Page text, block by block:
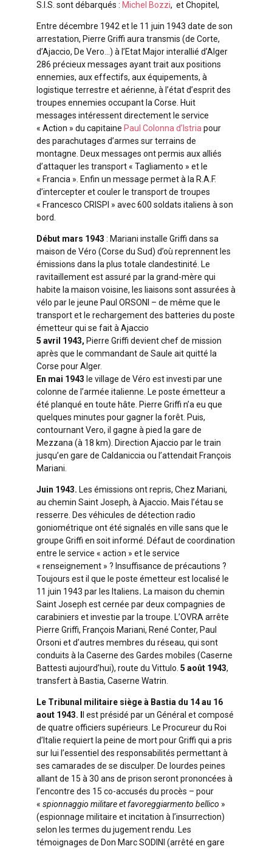
S.I.S. sont débarqués : Michel Bozzi, et Chopitel,
Entre décembre 1942 et le 11 juin 1943 date de son
arrestation, Pierre Griffi aura transmis (de Corte,
d’Ajaccio, De Vero…) à l’Etat Major interallié d’Alger
286 précieux messages ayant trait aux positions
ennemies, aux effectifs, aux équipements, à
logistique terrestre et aérienne, à l’état d’esprit des
troupes ennemies occupant la Corse. Huit
messages intéressent directement le service
« Action » du capitaine Paul Colonna d’Istria pour
des parachutages d’armes sur terrains de
montagne. Deux messages ont permis aux alliés
d’attaquer les transport « Tagliamento » et le
« Francia ». Enfin un message permet à la R.A.F.
d’intercepter etcouler le transport de troupes
« Francesco CRISPI » avec 600 soldats italiens à son
bord.
Début mars 1943 : Mariani installe Griffi dans sa
maison de Véro (Corse du Sud) d’où reprennent les
émissions dans la plus totale clandestinité. Le
ravitaillement est assuré par la grand-mère qui
habite la maison voisine, les liaisons sont assurées à
vélo par le jeune Paul ORSONI – de même que le
transport et le rechargement des batteries du poste
émetteur qui se fait à Ajaccio
5 avril 1943, Pierre Griffi devient chef de mission
après que le commandant de Saule ait quitté la
Corse pour Alger.
En mai 1943 le village de Véro est investi par une
colonne de l’armée italienne. Le poste émetteur a
été planqué en toute hâte. Pierre Griffi n’a eu que
quelques minutes pour gagner la forêt. Puis,
contournant Vero, il gagne à pied la gare de
Mezzana (à 18 km). Direction Ajaccio par le train
jusqu’en gare de Caldaniccia ou l’attendait François
Mariani.
Juin 1943. Les émissions ont repris, Chez Mariani,
au chemin Saint Joseph, à Ajaccio. Mais l’étau se
resserre. Des véhicules de détection radio
goniométrique ont été signalés en ville sans que le
groupe Griffi en soit informé. Défaut de coordination
entre le service « action » et le service
« renseignement » ? Insuffisance de précautions ?
Toujours est il que le poste émetteur est localisé le
11 juin 1943 par les Italiens. La maison du chemin
Saint Joseph est cernée par deux compagnies de
carabiniers et investie par la troupe. L’OVRA arrête
Pierre Griffi, François Mariani, René Conter, Paul
Orsoni et d’autres membres du réseau, qui sont
conduits à la Caserne des Gardes mobiles (Caserne
Battesti aujourd’hui), route du Vittulo. 5 août 1943,
transfert à Bastia, Caserne Watrin.
Le Tribunal militaire siège à Bastia du 14 au 16
aout 1943. Il est présidé par un Général et composé
de quatre officiers supérieurs. Le Procureur du Roi
d’Italie requiert la peine de mort pour Griffi qui a pris
sur lui l’essentiel des responsabilités permettant à
ses camarades de se disculper. De lourdes peines
allant de 15 à 30 ans de prison seront prononcées à
l’encontre des 15 co-accusés du procès – pour
« spionnaggio militare et favoreggiarmento bellico »
(espionnage militaire et incitation à l’insurrection)
selon les termes du jugement rendu. Les
témoignages de Don Marc SODINI (arrêté en gare